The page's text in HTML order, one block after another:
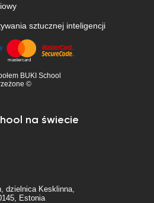
sztucznej inteligencji
BUKI School
©
na świecie
dzielnica Kesklinna,
Estonia